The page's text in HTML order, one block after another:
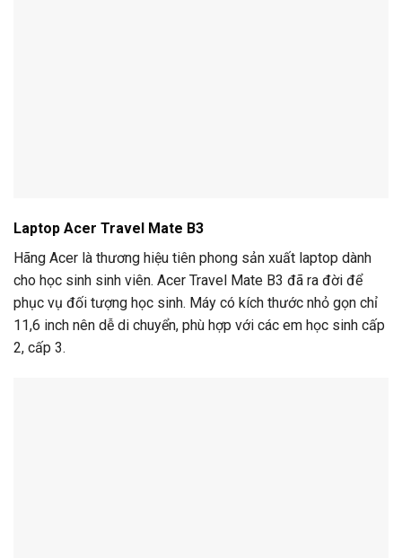
Laptop Acer Travel Mate B3
Hãng Acer là thương hiệu tiên phong sản xuất laptop dành
cho học sinh sinh viên. Acer Travel Mate B3 đã ra đời để
phục vụ đối tượng học sinh. Máy có kích thước nhỏ gọn chỉ
11,6 inch nên dễ di chuyển, phù hợp với các em học sinh cấp
2, cấp 3.